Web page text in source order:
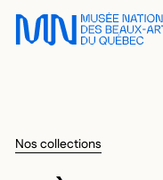
Sauter au menu
Sauter au contenu
Sauter au pied de
Nos collections